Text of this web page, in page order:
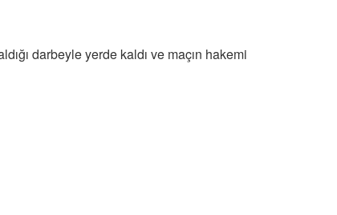
darbeyle yerde kaldı ve maçın hakemi